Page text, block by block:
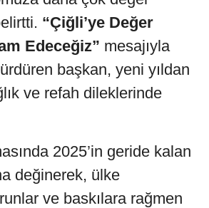
“Çiğli’ye Değer
Edeceğiz” mesajıyla
başkan, yeni yıldan
ve refah dileklerinde
2025’in geride kalan
değinerek, ülke
ve baskılara rağmen